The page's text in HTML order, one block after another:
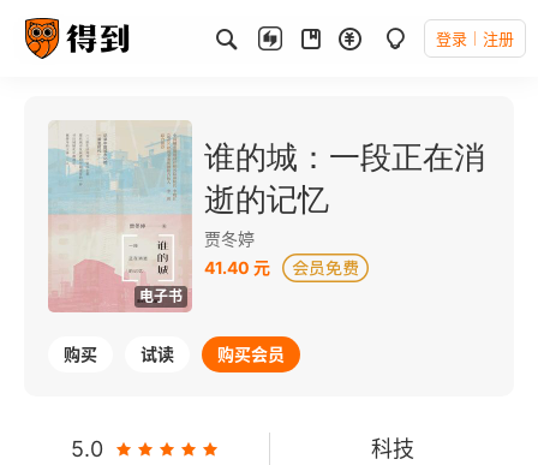
登录 注册
电子书
谁的城：一段正在消
逝的记忆
贾冬婷
41.40 元
购买 试读 购买会员
5.0 科技